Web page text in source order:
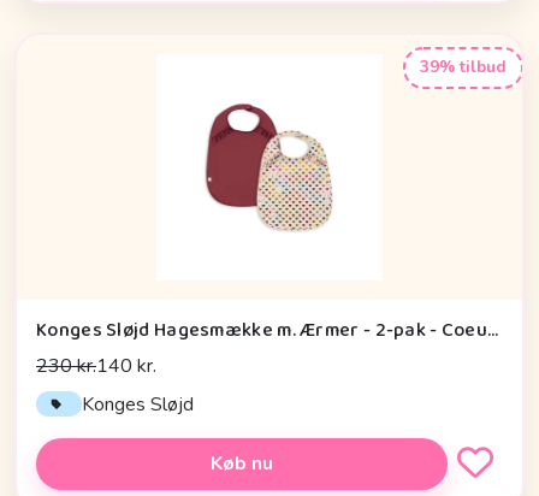
39% tilbud
Konges Sløjd Hagesmække m. Ærmer - 2-pak - Coeur Glitter/Sangria
230 kr.140 kr.
Konges Sløjd
Køb nu